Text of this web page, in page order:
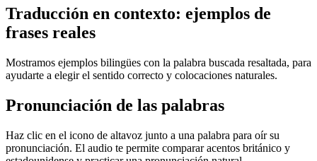
Traducción en contexto: ejemplos de
frases reales
Mostramos ejemplos bilingües con la palabra buscada resaltada, para
ayudarte a elegir el sentido correcto y colocaciones naturales.
Pronunciación de las palabras
Haz clic en el icono de altavoz junto a una palabra para oír su
pronunciación. El audio te permite comparar acentos británico y